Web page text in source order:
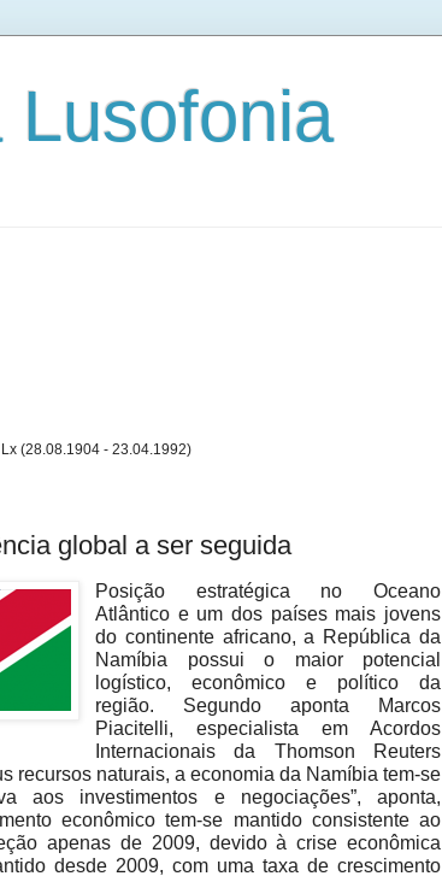
Lusofonia
(28.08.1904 - 23.04.1992)
global a ser seguida
Posição estratégica no Oceano
Atlântico e um dos países mais jovens
do continente africano, a República da
Namíbia possui o maior potencial
logístico, econômico e político da
região. Segundo aponta Marcos
Piacitelli, especialista em Acordos
Internacionais da Thomson Reuters
recursos naturais, a economia da Namíbia tem-se
aos investimentos e negociações”, aponta,
econômico tem-se mantido consistente ao
apenas de 2009, devido à crise econômica
desde 2009, com uma taxa de crescimento